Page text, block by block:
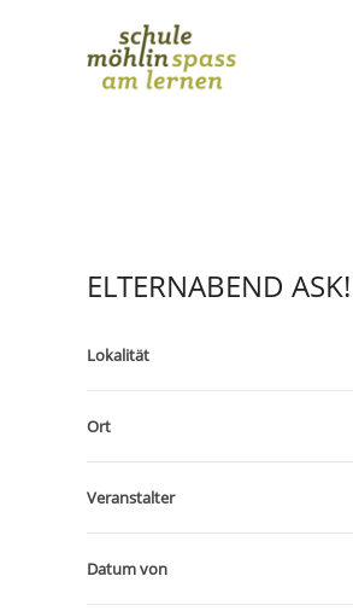
ELTERNABEND
Lokalität
Ort
Veranstalter
Datum von